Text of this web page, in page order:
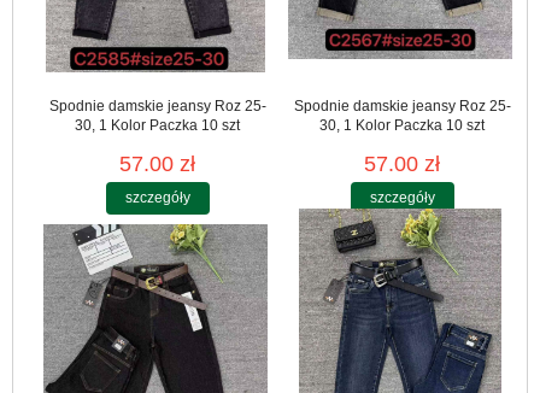
Spodnie damskie jeansy Roz 25-
30, 1 Kolor Paczka 10 szt
57.00 zł
szczegóły
Spodnie damskie jeansy Roz 25-
30, 1 Kolor Paczka 10 szt
57.00 zł
szczegóły